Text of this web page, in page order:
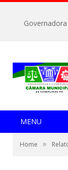
MENU
Home »